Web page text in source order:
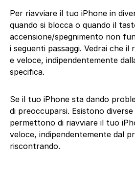
Per riavviare il tuo iPhone in
quando si blocca o quando il
accensione/spegnimento non
i seguenti passaggi. Vedrai che il
e veloce, indipendentemente
specifica.
Se il tuo iPhone sta dando
di preoccuparsi. Esistono
permettono di riavviare il tuo
veloce, indipendentemente dal
riscontrando.